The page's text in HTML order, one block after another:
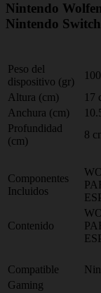
Nintendo
Nintendo Switch
Peso del
dispositivo (gr)
Altura (cm)
17
Anchura (cm)
Profundidad
(cm)
8
Componentes
Incluidos
Contenido
Compatible
Gaming